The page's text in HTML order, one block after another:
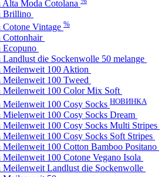
Alta Moda Cotolana
Brillino
Cotone Vintage %
Cottonhair
Ecopuno
Landlust die Sockenwolle 50 melange
Meilenweit 100 Aktion
Meilenweit 100 Tweed
Meilenweit 100 Color Mix Soft
Meilenweit 100 Cosy Socks НОВИНКА
Mielenweit 100 Cosy Socks Dream
Meilenweit 100 Cosy Socks Multi Stripes
Meilenweit 100 Cosy Socks Soft Stripes
Meilenweit 100 Cotton Bamboo Positano
Meilenweit 100 Cotone Vegano Isola
Meilenweit Landlust die Sockenwolle